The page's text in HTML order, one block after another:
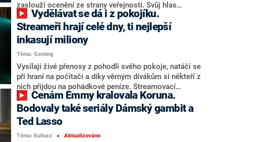
zaslouží ocenění ze strany veřejnosti. Svůj hlas
můžete dát jedné z 15 vybraných českých videoher,
mezi nimiž nechybí velké blockbustery či drobná
nezávislá tvorba. Hlasovat můžete do 23. listopadu
2022 včetně. Mediálním partnerem ankety je herní
pořad CNN Prima Gaming, který můžete sledovat
každou sobotu od 22:40 na CNN Prima NEWS a na
webu cnnprima.cz.
Streameři hrají celé dny, ti nejlepší
inkasují miliony
Téma: Gaming
Vysílají živé přenosy z pohodlí svého pokoje, natáčí se
při hraní na počítači a díky věrným divákům si někteří z
nich přijdou na pohádkové peníze. Streamovací
platforma Twitch.tv se v posledních letech stala obřím
fenoménem internetového prostoru, který láká tvůrce
všech věkových kategorií a zájmů. Více se o
platformě Twitch.tv dozvíte v herním pořadu CNN
Prima Gaming, který můžete sledovat každou sobotu
Bodovaly také seriály Dámský gambit a
Ted Lasso
Téma: Kultura ■ Aktualizováno